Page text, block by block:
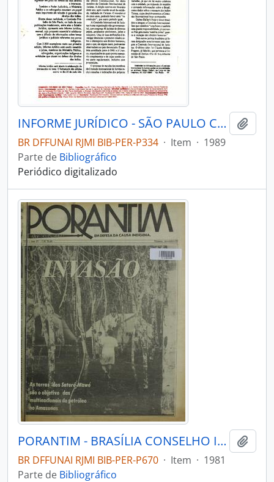
INFORME JURÍDICO - SÃO PAULO COMISSÃO PRÓ-ÍNDIO DE SÃO PAULO - DEPARTAMENTO JURÍDICO - 1989 - Nº01
BR DFFUNAI RJMI BIB-PER-P334 · Item · 1989
Parte de Bibliográfico
Periódico digitalizado
PORANTIM - BRASÍLIA CONSELHO INDIGENISTA MISSIONÁRIO - 1981 - Nº34
BR DFFUNAI RJMI BIB-PER-P670 · Item · 1981
Parte de Bibliográfico